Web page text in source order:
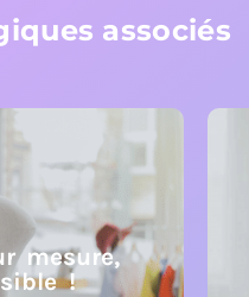
associés
mesure,
!